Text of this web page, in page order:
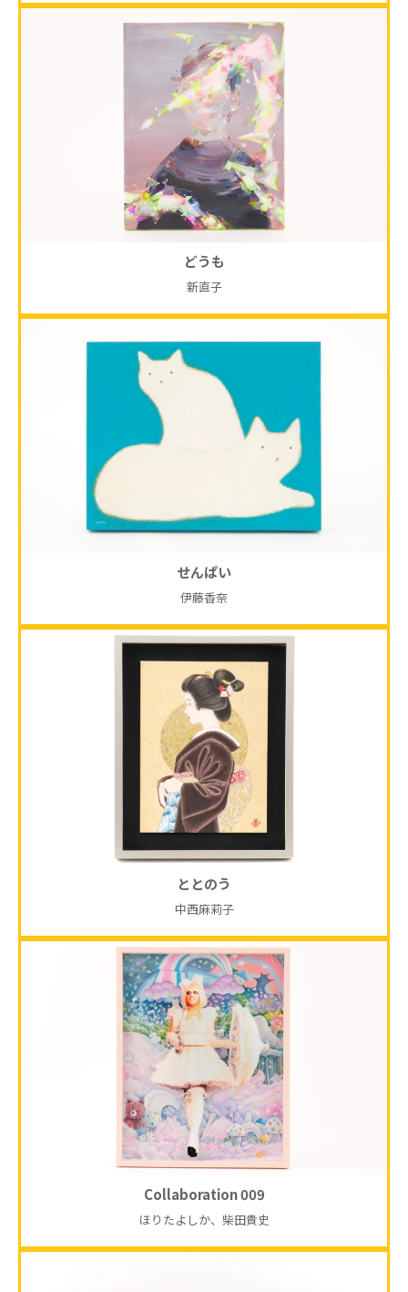
どうも
新直子
せんぱい
伊藤香奈
ととのう
中西麻莉子
Collaboration 009
ほりたよしか、柴田貴史